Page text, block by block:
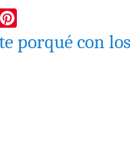
porqué con